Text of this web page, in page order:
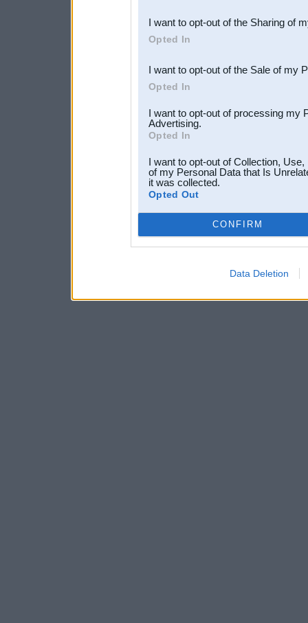
Downstream Participants
third parties.
I want to opt-out of the Sharing of
Opted In
I want to opt-out of the Sale of my
Opted In
I want to opt-out of processing my
Advertising.
Opted In
I want to opt-out of Collection,
of my Personal Data that Is
it was collected.
Opted Out
CONFIRM
Data Deletion